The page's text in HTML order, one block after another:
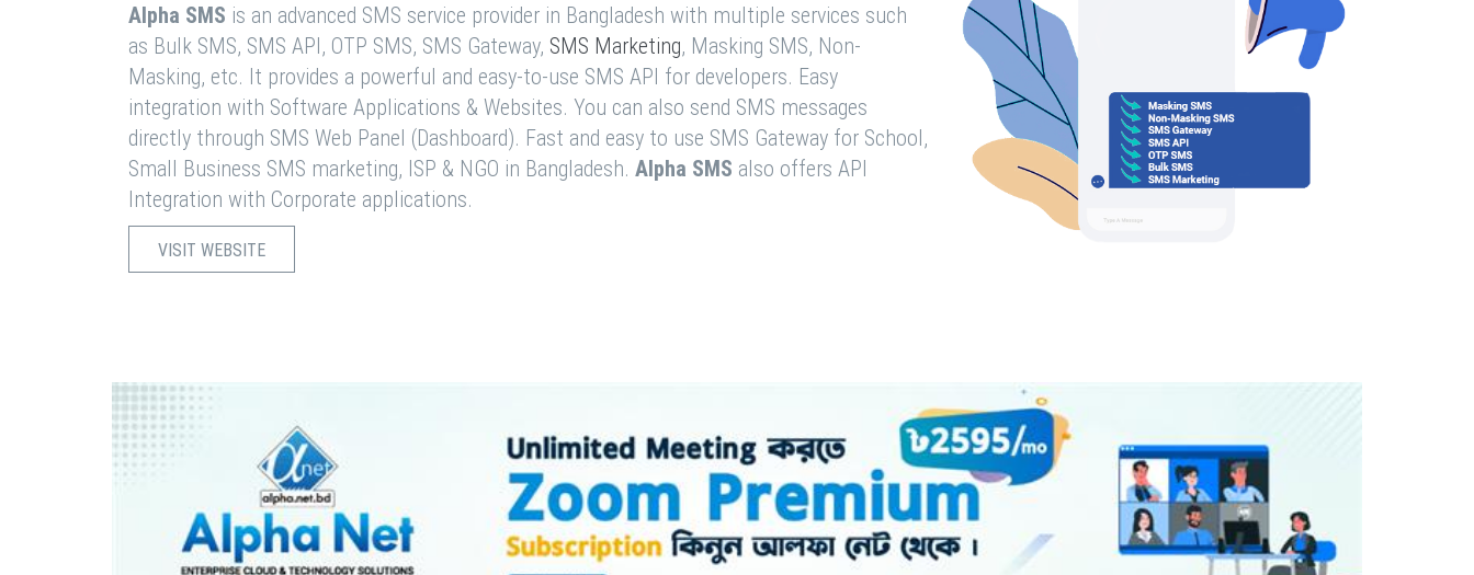
Alpha SMS is an advanced SMS service provider in Bangladesh with multiple services such
as Bulk SMS, SMS API, OTP SMS, SMS Gateway, SMS Marketing, Masking SMS, Non-
Masking, etc. It provides a powerful and easy-to-use SMS API for developers. Easy
integration with Software Applications & Websites. You can also send SMS messages
directly through SMS Web Panel (Dashboard). Fast and easy to use SMS Gateway for School,
Small Business SMS marketing, ISP & NGO in Bangladesh. Alpha SMS also offers API
Integration with Corporate applications.
VISIT WEBSITE